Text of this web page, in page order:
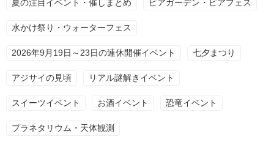
夏の注目イベント・催しまとめ ビアガーデン・ビアフェス
水かけ祭り・ウォーターフェス
2026年9月19日～23日の連休開催イベント 七夕まつり
アジサイの見頃 リアル謎解きイベント
スイーツイベント お酒イベント 恐竜イベント
プラネタリウム・天体観測